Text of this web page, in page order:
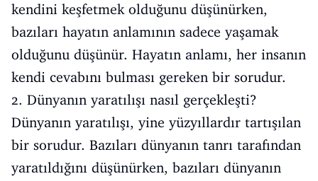
kendini keşfetmek olduğunu düşünürken,
bazıları hayatın anlamının sadece yaşamak
olduğunu düşünür. Hayatın anlamı, her insanın
kendi cevabını bulması gereken bir sorudur.
2. Dünyanın yaratılışı nasıl gerçekleşti?
Dünyanın yaratılışı, yine yüzyıllardır tartışılan
bir sorudur. Bazıları dünyanın tanrı tarafından
yaratıldığını düşünürken, bazıları dünyanın